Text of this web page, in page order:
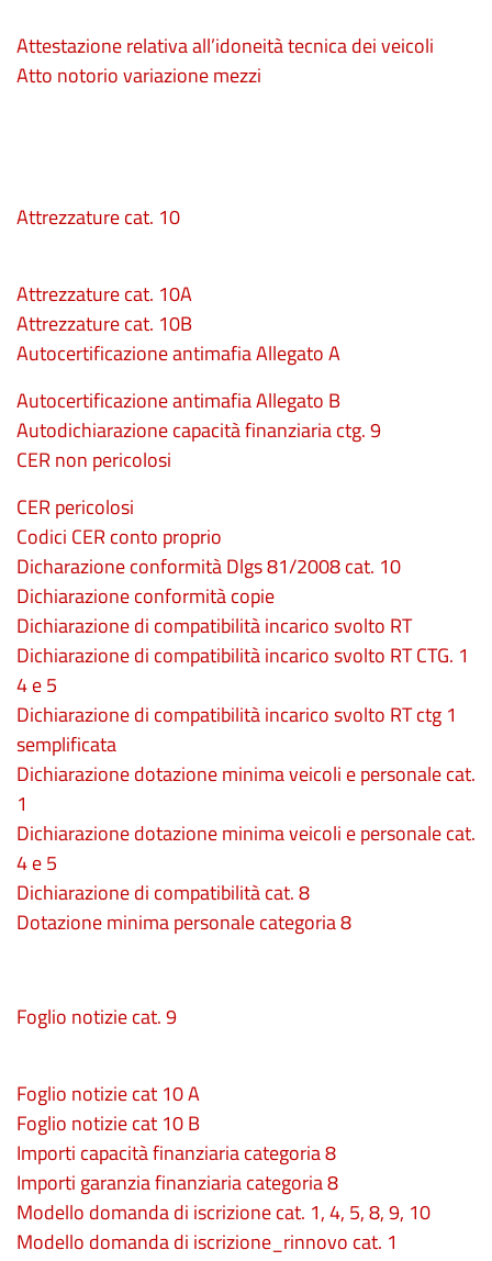
Attestazione relativa all’idoneità tecnica dei veicoli
Atto notorio variazione mezzi
Attrezzature cat. 10
Attrezzature cat. 10A
Attrezzature cat. 10B
Autocertificazione antimafia Allegato A
Autocertificazione antimafia Allegato B
Autodichiarazione capacità finanziaria ctg. 9
CER non pericolosi
CER pericolosi
Codici CER conto proprio
Dicharazione conformità Dlgs 81/2008 cat. 10
Dichiarazione conformità copie
Dichiarazione di compatibilità incarico svolto RT
Dichiarazione di compatibilità incarico svolto RT CTG. 1
4 e 5
Dichiarazione di compatibilità incarico svolto RT ctg 1
semplificata
Dichiarazione dotazione minima veicoli e personale cat.
1
Dichiarazione dotazione minima veicoli e personale cat.
4 e 5
Dichiarazione di compatibilità cat. 8
Dotazione minima personale categoria 8
Foglio notizie cat. 9
Foglio notizie cat 10 A
Foglio notizie cat 10 B
Importi capacità finanziaria categoria 8
Importi garanzia finanziaria categoria 8
Modello domanda di iscrizione cat. 1, 4, 5, 8, 9, 10
Modello domanda di iscrizione_rinnovo cat. 1